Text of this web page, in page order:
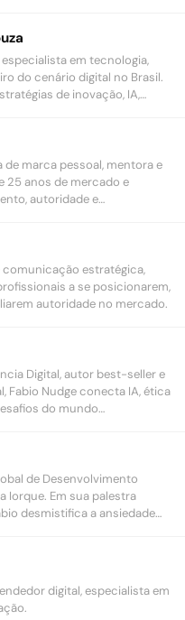
em tecnologia,
do cenário digital no Brasil.
de inovação, IA,
de marca pessoal, mentora e
25 anos de mercado e
comunicação estratégica,
a se posicionarem,
autoridade no mercado.
Digital, autor best-seller e
Fabio Nudge conecta IA, ética
do mundo
de Desenvolvimento
Iorque. Em sua palestra
desmistifica a ansiedade
digital, especialista em